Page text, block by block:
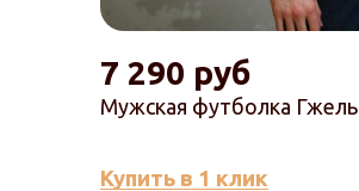
Мужская футболка Гжель
7 290 руб
Купить в 1 клик